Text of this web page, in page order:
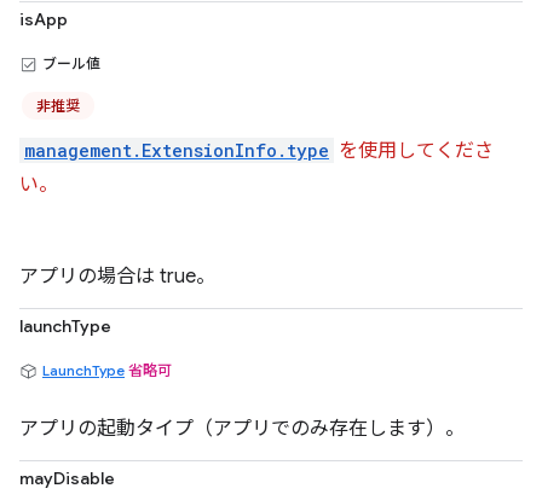
isApp
ブール値
非推奨
management.ExtensionInfo.type を使用してくださ
い。
アプリの場合は true。
launchType
LaunchType 省略可
アプリの起動タイプ（アプリでのみ存在します）。
mayDisable